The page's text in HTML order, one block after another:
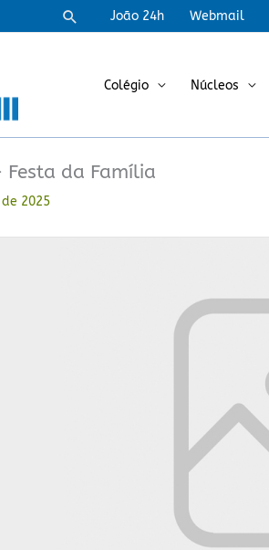
PesquisarJoão 24h Webmail
Colégio Núcleos
Festa da Família
2025